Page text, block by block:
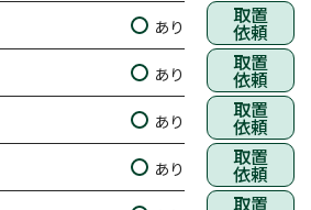
あり 取置
依頼
あり 取置
依頼
あり 取置
依頼
あり 取置
依頼
取置